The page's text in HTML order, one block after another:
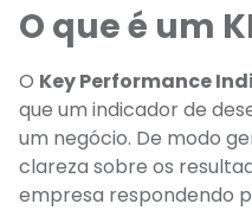
O que é um
O Key Performance
que um indicador de
um negócio. De modo
clareza sobre os
empresa respondendo